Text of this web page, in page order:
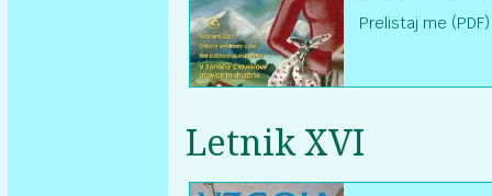
Prelistaj me (PDF)
Letnik XVI